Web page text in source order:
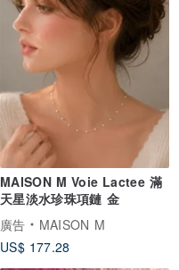
MAISON M Voie Lactee 滿
天星淡水珍珠項鏈 金
廣告
MAISON M
US$ 177.28